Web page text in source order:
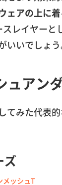
ェアの上に
レイヤー
いでしょう
ュアン
てみた代表
ズ
メッシュT